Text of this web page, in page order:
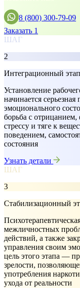
8 (800) 300-79-09
Заказать 1
ШАГ
2
Интеграционный этап
Установление
начинается
эмоционального
борьба с
стрессу и тяге к
поведением,
состояния
Узнать детали
ШАГ
3
Стабилизационный
межличностных
действий, а также
управления своим
цель этого этапа —
зрелости,
употребления
ухода от реальности